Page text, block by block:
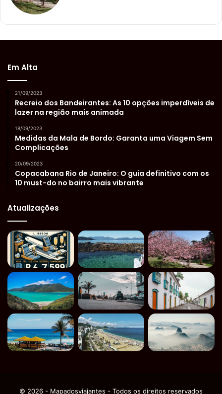
Em Alta
21/09/2023
Recreio dos Bandeirantes: As 10 opções imperdíveis de
lazer na região mais animada
18/09/2023
Medidas da Mala de Bordo: Garanta uma Viagem Sem
Complicações
20/09/2023
Copacabana Rio de Janeiro: O guia definitivo com os
10 must-do no bairro mais vibrante
Atualizações
© 2026 - Mapadosviajantes - Todos os direitos reservados